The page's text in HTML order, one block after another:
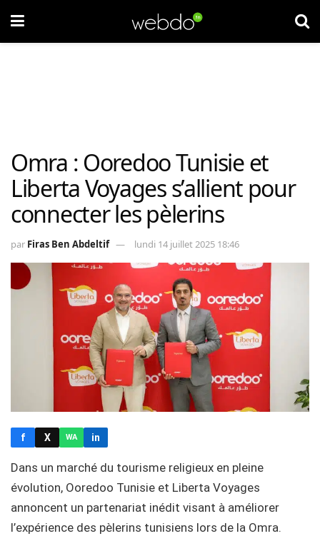
Omra : Ooredoo Tunisie et
Liberta Voyages s’allient pour
connecter les pèlerins
par Firas Ben Abdeltif lundi 14 juillet 2025 18:46
f X WA in
Dans un marché du tourisme religieux en pleine
évolution, Ooredoo Tunisie et Liberta Voyages
annoncent un partenariat inédit visant à améliorer
l’expérience des pèlerins tunisiens lors de la Omra.